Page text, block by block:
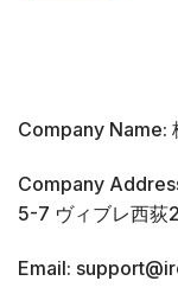
Company Name:
Company
5-7 ヴィブレ西荻
Email: